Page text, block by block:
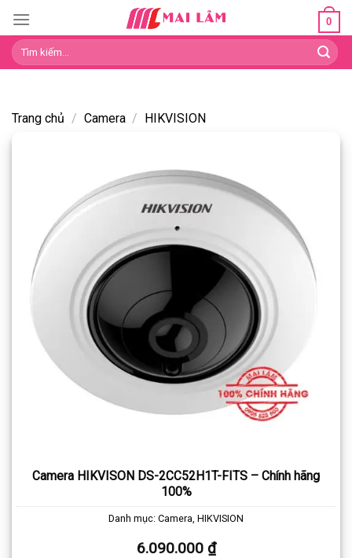
content
0
Tìm
kiếm:
Trang chủ / Camera / HIKVISION
Camera HIKVISON DS-2CC52H1T-FITS – Chính hãng
100%
Danh mục: Camera HIKVISION
6.090.000 ₫